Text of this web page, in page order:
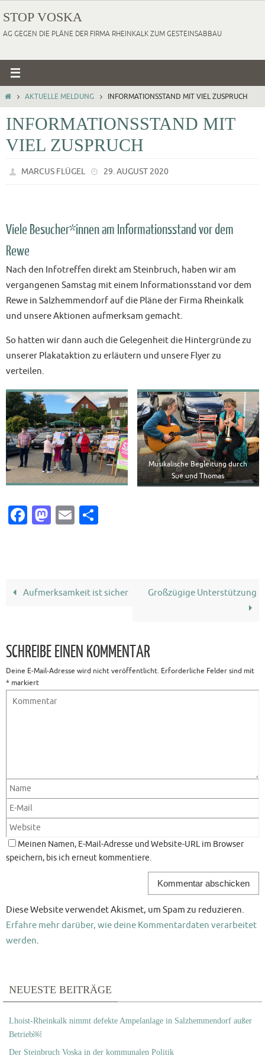
Inhalt
springen
STOP VOSKA
AG GEGEN DIE PLÄNE DER FIRMA RHEINKALK ZUM GESTEINSABBAU
HOMEAKTUELLE MELDUNG INFORMATIONSSTAND MIT VIEL ZUSPRUCH
INFORMATIONSSTAND MIT
VIEL ZUSPRUCH
MARCUS FLÜGEL 29. AUGUST 2020
Viele Besucher*innen am Informationsstand vor dem
Rewe
Nach den Infotreffen direkt am Steinbruch, haben wir am
vergangenen Samstag mit einem Informationsstand vor dem
Rewe in Salzhemmendorf auf die Pläne der Firma Rheinkalk
und unsere Aktionen aufmerksam gemacht.
So hatten wir dann auch die Gelegenheit die Hintergründe zu
unserer Plakataktion zu erläutern und unsere Flyer zu
verteilen.
Musikalische Begleitung durch
Sue und Thomas
Fa
o
M
o
E
Aufmerksamkeit ist sicher Großzügige Unterstützung
SCHREIBE EINEN KOMMENTAR
Deine E-Mail-Adresse wird nicht veröffentlicht. Erforderliche Felder sind mit
* markiert
Meinen Namen, E-Mail-Adresse und Website-URL im Browser
speichern, bis ich erneut kommentiere.
Diese Website verwendet Akismet, um Spam zu reduzieren.
Erfahre mehr darüber, wie deine Kommentardaten verarbeitet
werden.
NEUESTE BEITRÄGE
Lhoist-Rheinkalk nimmt defekte Ampelanlage in Salzhemmendorf außer
Betrieb￼
Der Steinbruch Voska in der kommunalen Politik